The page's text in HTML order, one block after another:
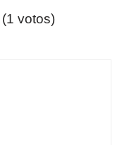
votos)